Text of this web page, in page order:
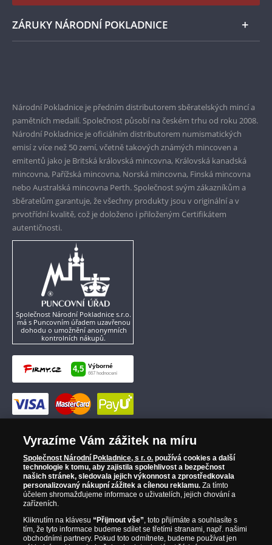
ZÁRUKY NÁRODNÍ POKLADNICE
Garance nejvyšší kvality
Pouze originální produkty
Národní Pokladnice je předním distributorem sběratelských mincí a
pamětních medailí. Společnost působí na českém trhu od roku 2008.
Národní Pokladnice je oficiálním distributorem numismatických
emisí z více než 50 zemí, včetně takových známých mincoven a
emitentů jako je Britská královská mincovna, Královská kanadská
mincovna, Pařížská mincovna, Norská mincovna, Finská mincovna
nebo Australská mincovna Perth. Společnost svým zákazníkům a
sběratelům garantuje, že všechny produkty jsou v originální a v
prvotřídní kvalitě, což je doloženo i přiloženým Certifikátem
autentičnosti.
Společnost Národní Pokladnice s.r.o.
má s Puncovním úřadem uzavřenou
dohodu o umožnění anonymních
kontrolních nákupů.
Vyrazíme Vám zážitek na míru
Společnost Národní Pokladnice, s r. o. používá cookies a další
technologie k tomu, aby zajistila spolehlivost a bezpečnost
našich stránek, sledovala jejich výkonnost a zprostředkovala
personalizovaný nákupní zážitek a cílenou reklamu. Za tímto
účelem shromažďujeme informace o uživatelích, jejich chování a
zařízeních.
Kliknutím na klávesu“Přijmout vše”, toto přijímáte a souhlasíte s
tím, že tyto informace budeme sdílet se třetími stranami, např. našimi
obchodními partnery. Pokud toto odmítnete, budeme používat jen